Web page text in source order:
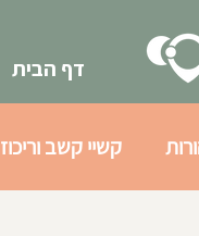
דף הבית
קשיי קשב וריכוז